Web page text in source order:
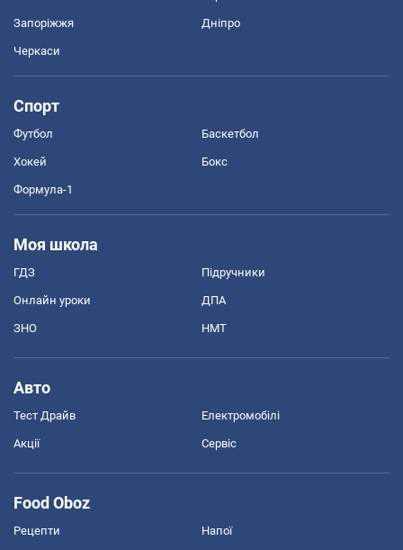
Запоріжжя Дніпро
Черкаси
Спорт
Футбол Баскетбол
Хокей Бокс
Формула-1
Моя школа
ГДЗ Підручники
Онлайн уроки ДПА
ЗНО НМТ
Авто
Тест Драйв Електромобілі
Акції Сервіс
Food Oboz
Рецепти Напої